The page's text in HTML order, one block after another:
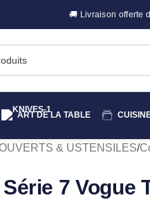
🚚 Livraison offerte
ART DE LA TABLE
& USTENSILES/
7 Vogue